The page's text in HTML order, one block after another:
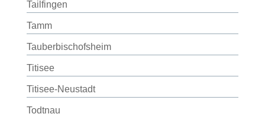
Tailfingen
Tamm
Tauberbischofsheim
Titisee
Titisee-Neustadt
Todtnau